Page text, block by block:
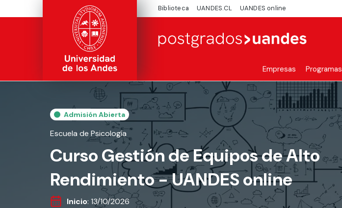
Biblioteca UANDES.CL UANDES online
Empresas Programas
Admisión Abierta
Escuela de Psicología
Curso Gestión de Equipos de Alto
Rendimiento - UANDES online
Inicio: 13/10/2026